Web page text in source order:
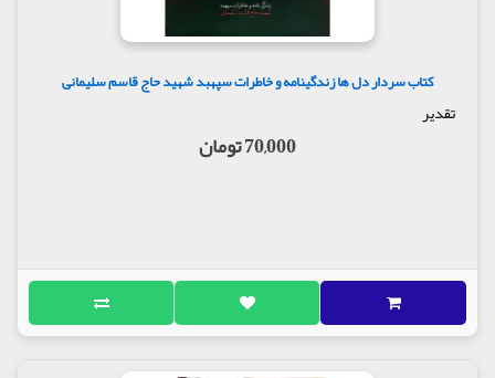
کتاب سردار دل ها زندگینامه و خاطرات سپهبد شهید حاج قاسم سلیمانی
تقدیر
70,000 تومان